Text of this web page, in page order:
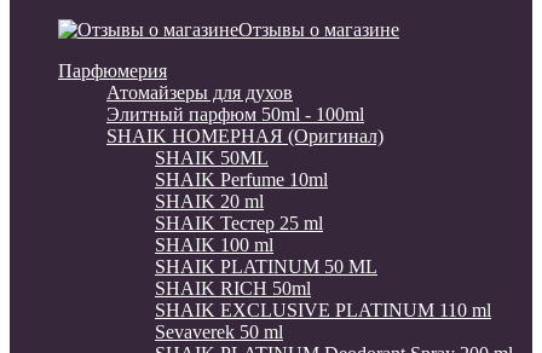
Отзывы о магазине
Парфюмерия
Атомайзеры для духов
Элитный парфюм 50ml - 100ml
SHAIK НОМЕРНАЯ (Оригинал)
SHAIK 50ML
SHAIK Perfume 10ml
SHAIK 20 ml
SHAIK Тестер 25 ml
SHAIK 100 ml
SHAIK PLATINUM 50 ML
SHAIK RICH 50ml
SHAIK EXCLUSIVE PLATINUM 110 ml
Sevaverek 50 ml